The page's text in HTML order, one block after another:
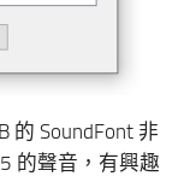
的 SoundFont 非
的聲音，有興趣